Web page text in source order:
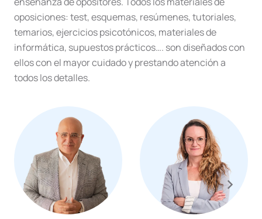
oposiciones: test, esquemas, resúmenes, tutoriales,
temarios, ejercicios psicotónicos, materiales de
informática, supuestos prácticos…. son diseñados con
ellos con el mayor cuidado y prestando atención a
todos los detalles.